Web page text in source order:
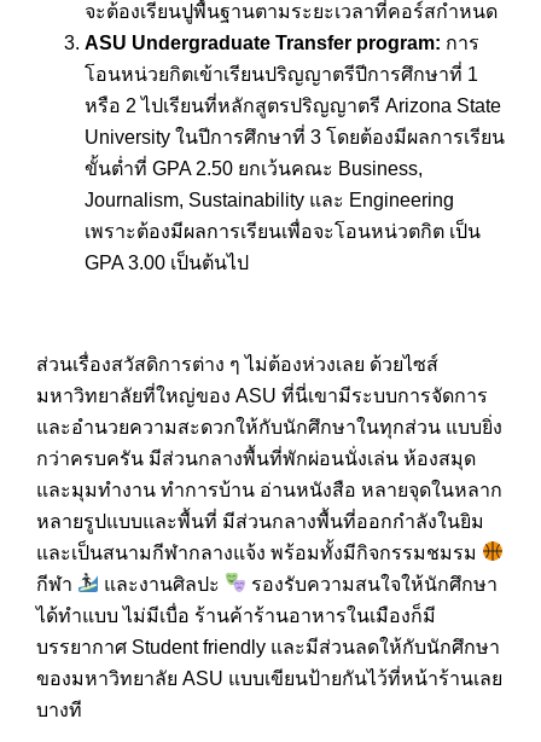
จะต้องเรียนปูพื้นฐานตามระยะเวลาที่คอร์สกำหนด
ASU Undergraduate Transfer program: การ
โอนหน่วยกิตเข้าเรียนปริญญาตรีปีการศึกษาที่ 1
หรือ 2 ไปเรียนที่หลักสูตรปริญญาตรี Arizona State
University ในปีการศึกษาที่ 3 โดยต้องมีผลการเรียน
ขั้นต่ำที่ GPA 2.50 ยกเว้นคณะ Business,
Journalism, Sustainability และ Engineering
เพราะต้องมีผลการเรียนเพื่อจะโอนหน่วตกิต เป็น
GPA 3.00 เป็นต้นไป
ส่วนเรื่องสวัสดิการต่าง ๆ ไม่ต้องห่วงเลย ด้วยไซส์
มหาวิทยาลัยที่ใหญ่ของ ASU ที่นี่เขามีระบบการจัดการ
และอำนวยความสะดวกให้กับนักศึกษาในทุกส่วน แบบยิ่ง
กว่าครบครัน มีส่วนกลางพื้นที่พักผ่อนนั่งเล่น ห้องสมุด
และมุมทำงาน ทำการบ้าน อ่านหนังสือ หลายจุดในหลาก
หลายรูปแบบและพื้นที่ มีส่วนกลางพื้นที่ออกกำลังในยิม
และเป็นสนามกีฬากลางแจ้ง พร้อมทั้งมีกิจกรรมชมรม
กีฬา
และงานศิลปะ
รองรับความสนใจให้นักศึกษา
ได้ทำแบบ ไม่มีเบื่อ ร้านค้าร้านอาหารในเมืองก็มี
บรรยากาศ Student friendly และมีส่วนลดให้กับนักศึกษา
ของมหาวิทยาลัย ASU แบบเขียนป้ายกันไว้ที่หน้าร้านเลย
บางที